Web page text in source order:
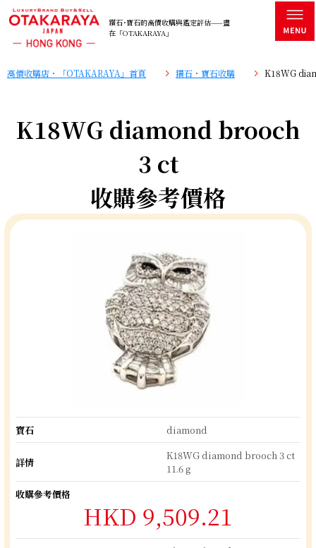
鑽石･寶石的高價收購與鑑定評估——盡
在「OTAKARAYA」
高價收購店・「OTAKARAYA」首頁 鑽石・寶石收購 K18WG
K18WG diamond brooch
3 ct
收購參考價格
寶石 diamond
詳情
K18WG diamond brooch 3 ct
11.6 g
收購參考價格
HKD 9,509.21